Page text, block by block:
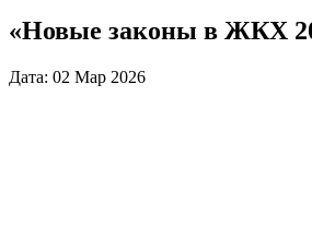
«Новые законы в ЖКХ
Дата: 02 Мар 2026